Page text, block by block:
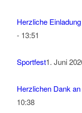
Herzliche
- 13:51
Sportfest1. Juni
Herzlichen Dank
10:38